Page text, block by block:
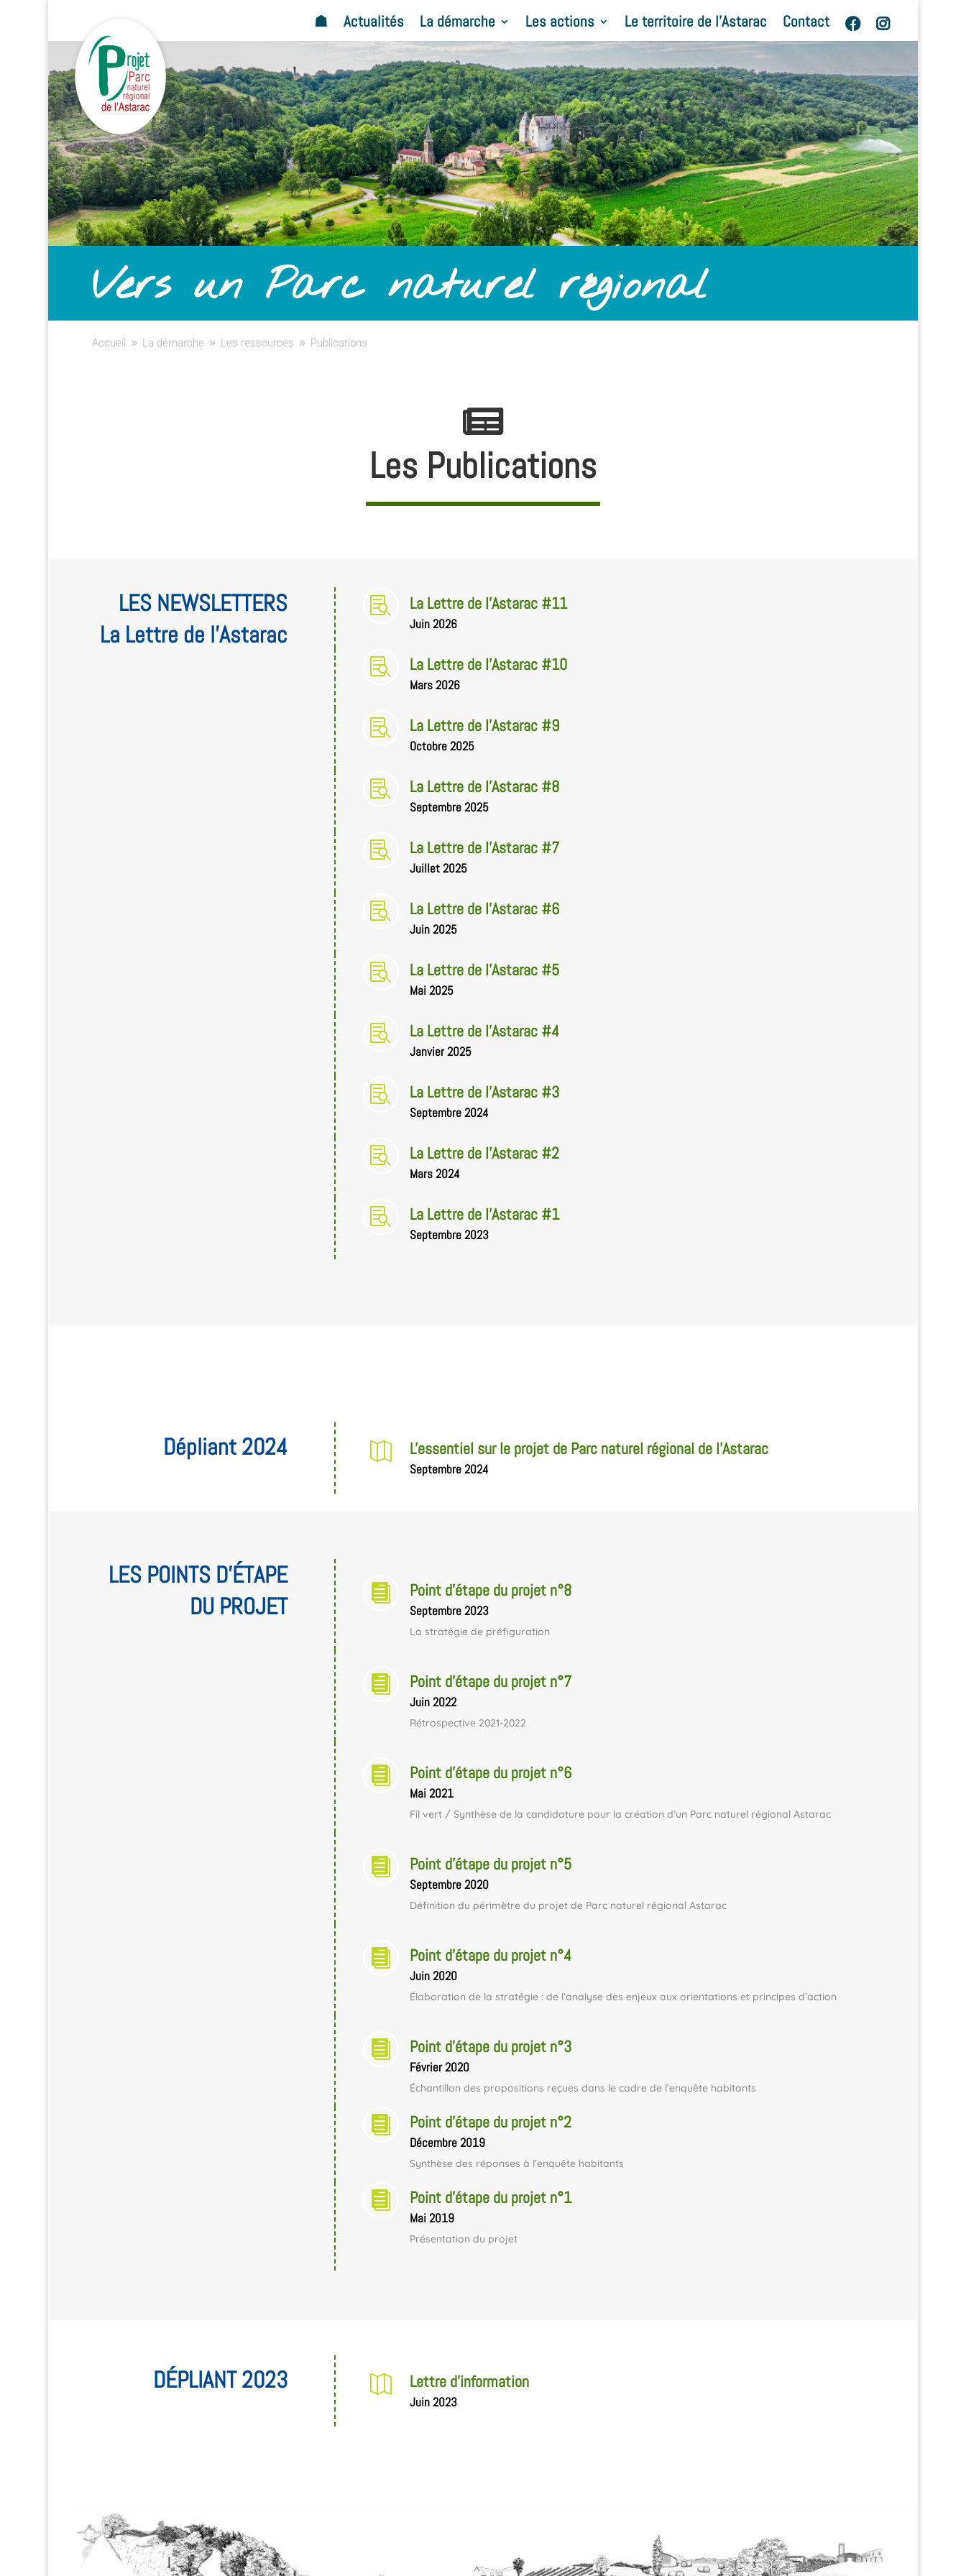
☗ Actualités La démarche Les actions Le territoire de l’Astarac Contact
Vers un Parc naturel régional
Accueil 9 La démarche 9 Les ressources 9 Publications
Les Publications
LES NEWSLETTERS
La Lettre de l’Astarac
 La Lettre de l'Astarac #11
Juin 2026
 La Lettre de l'Astarac #10
Mars 2026
 La Lettre de l'Astarac #9
Octobre 2025
 La Lettre de l'Astarac #8
Septembre 2025
 La Lettre de l'Astarac #7
Juillet 2025
 La Lettre de l'Astarac #6
Juin 2025
 La Lettre de l'Astarac #5
Mai 2025
 La Lettre de l'Astarac #4
Janvier 2025
 La Lettre de l'Astarac #3
Septembre 2024
 La Lettre de l'Astarac #2
Mars 2024
 La Lettre de l'Astarac #1
Septembre 2023
Dépliant 2024  L'essentiel sur le projet de Parc naturel régional de l'Astarac
Septembre 2024
LES POINTS D’ÉTAPE
DU PROJET
 Point d'étape du projet n°8
Septembre 2023
La stratégie de préfiguration
 Point d'étape du projet n°7
Juin 2022
Rétrospective 2021-2022
 Point d'étape du projet n°6
Mai 2021
Fil vert / Synthèse de la candidature pour la création d’un Parc naturel régional Astarac
 Point d'étape du projet n°5
Septembre 2020
Définition du périmètre du projet de Parc naturel régional Astarac
 Point d'étape du projet n°4
Juin 2020
Élaboration de la stratégie : de l’analyse des enjeux aux orientations et principes d’action
 Point d'étape du projet n°3
Février 2020
Échantillon des propositions reçues dans le cadre de l’enquête habitants
 Point d'étape du projet n°2
Décembre 2019
Synthèse des réponses à l’enquête habitants
 Point d'étape du projet n°1
Mai 2019
Présentation du projet
DÉPLIANT 2023  Lettre d'information
Juin 2023